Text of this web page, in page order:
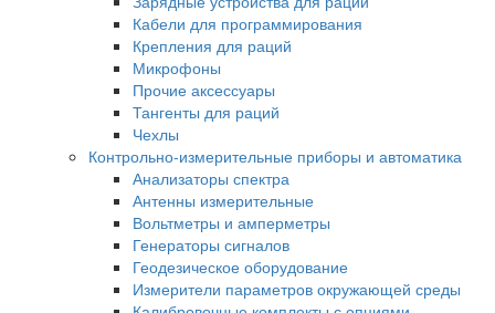
Кабели для программирования
Крепления для раций
Микрофоны
Прочие аксессуары
Тангенты для раций
Чехлы
Контрольно-измерительные приборы и автоматика
Анализаторы спектра
Антенны измерительные
Вольтметры и амперметры
Генераторы сигналов
Геодезическое оборудование
Измерители параметров окружающей среды